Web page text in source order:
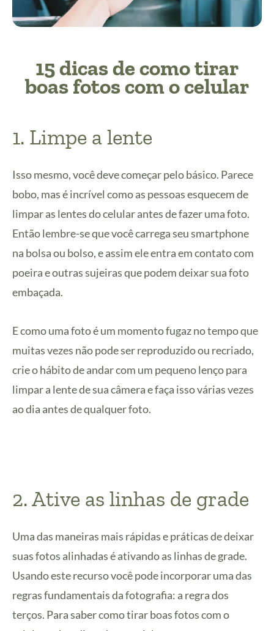
15 dicas de como tirar
boas fotos com o celular
1. Limpe a lente
Isso mesmo, você deve começar pelo básico. Parece
bobo, mas é incrível como as pessoas esquecem de
limpar as lentes do celular antes de fazer uma foto.
Então lembre-se que você carrega seu smartphone
na bolsa ou bolso, e assim ele entra em contato com
poeira e outras sujeiras que podem deixar sua foto
embaçada.
E como uma foto é um momento fugaz no tempo que
muitas vezes não pode ser reproduzido ou recriado,
crie o hábito de andar com um pequeno lenço para
limpar a lente de sua câmera e faça isso várias vezes
ao dia antes de qualquer foto.
2. Ative as linhas de grade
Uma das maneiras mais rápidas e práticas de deixar
suas fotos alinhadas é ativando as linhas de grade.
Usando este recurso você pode incorporar uma das
regras fundamentais da fotografia: a regra dos
terços. Para saber como tirar boas fotos com o